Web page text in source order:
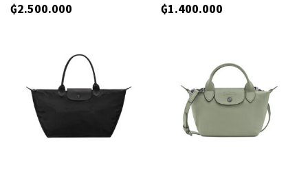
₲2.500.000 ₲1.400.000